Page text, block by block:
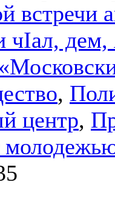
чIал,
,
центр,